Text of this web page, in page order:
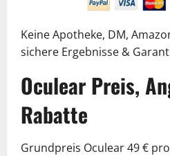
Keine Apotheke, DM,
sichere Ergebnisse &
Oculear Preis,
Rabatte
Grundpreis Oculear 49 €